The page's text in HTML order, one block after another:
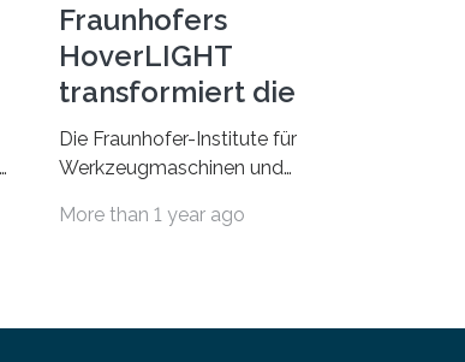
Fraunhofers
HoverLIGHT
transformiert die
Dämpfung von
Werkzeugmaschinen
Die Fraunhofer-Institute für
Werkzeugmaschinen und
Fertigungstechnik und Angewandte
More than 1 year ago